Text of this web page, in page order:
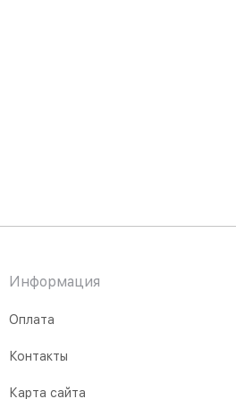
Информация
Оплата
Контакты
Карта сайта